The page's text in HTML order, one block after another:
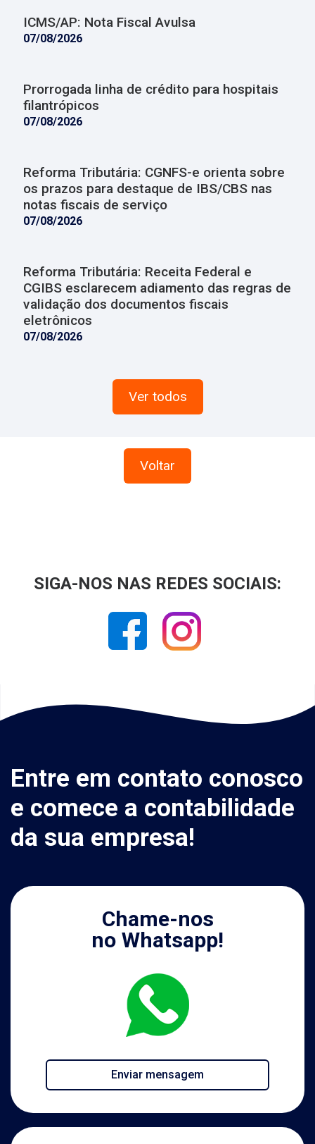
ICMS/AP: Nota Fiscal Avulsa
07/08/2026
Prorrogada linha de crédito para hospitais
filantrópicos
07/08/2026
Reforma Tributária: CGNFS-e orienta sobre
os prazos para destaque de IBS/CBS nas
notas fiscais de serviço
07/08/2026
Reforma Tributária: Receita Federal e
CGIBS esclarecem adiamento das regras de
validação dos documentos fiscais
eletrônicos
07/08/2026
Ver todos
Voltar
SIGA-NOS NAS REDES SOCIAIS:
Entre em contato conosco
e comece a contabilidade
da sua empresa!
Chame-nos
no Whatsapp!
Enviar mensagem